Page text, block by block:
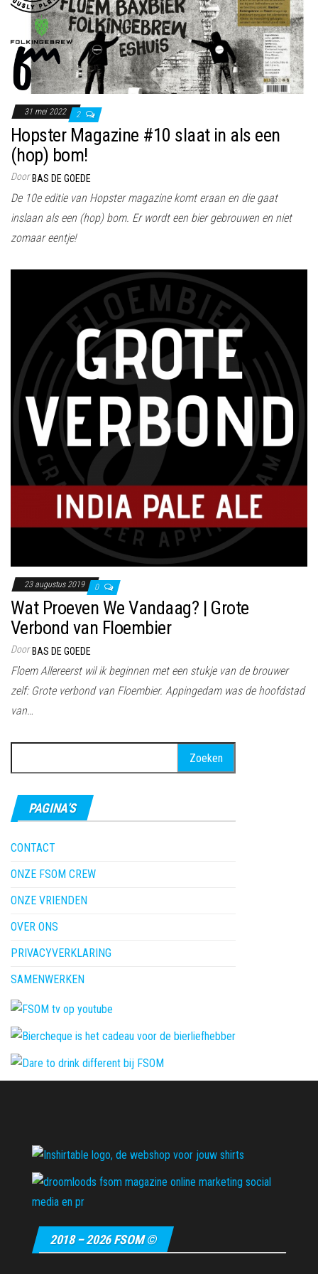
31 mei 2022 2
Hopster Magazine #10 slaat in als een
(hop) bom!
Door BAS DE GOEDE
De 10e editie van Hopster magazine komt eraan en die gaat
inslaan als een (hop) bom. Er wordt een bier gebrouwen en niet
zomaar eentje!
23 augustus 2019 0
Wat Proeven We Vandaag? | Grote
Verbond van Floembier
Door BAS DE GOEDE
Floem Allereerst wil ik beginnen met een stukje van de brouwer
zelf: Grote verbond van Floembier. Appingedam was de hoofdstad
van…
naar:
PAGINA’S
CONTACT
ONZE FSOM CREW
ONZE VRIENDEN
OVER ONS
PRIVACYVERKLARING
SAMENWERKEN
2018 – 2026 FSOM ©